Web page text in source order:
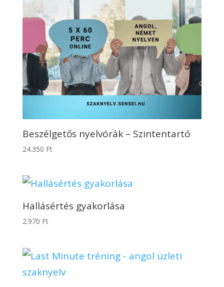
Beszélgetős nyelvórák – Szintentartó
24.350 Ft
Hallásértés gyakorlása
2.970 Ft